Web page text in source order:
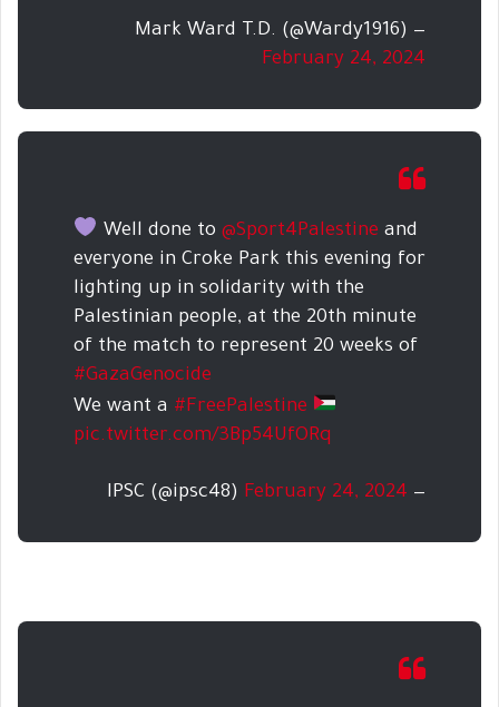
— Mark Ward T.D. (@Wardy1916)
February 24, 2024
Well done to @Sport4Palestine and
everyone in Croke Park this evening for
lighting up in solidarity with the
Palestinian people, at the 20th minute
of the match to represent 20 weeks of
#GazaGenocide
We want a #FreePalestine
pic.twitter.com/3Bp54UfORq
— IPSC (@ipsc48)
February 24, 2024